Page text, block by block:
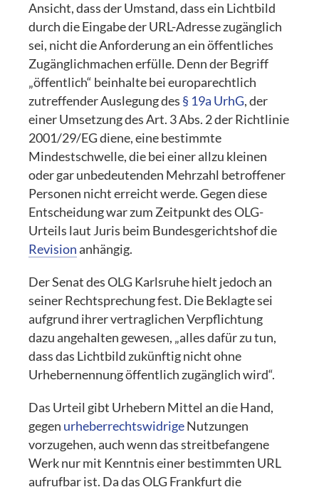
Ansicht, dass der Umstand, dass ein Lichtbild
durch die Eingabe der URL-Adresse zugänglich
sei, nicht die Anforderung an ein öffentliches
Zugänglichmachen erfülle. Denn der Begriff
„öffentlich“ beinhalte bei europarechtlich
zutreffender Auslegung des § 19a UrhG, der
einer Umsetzung des Art. 3 Abs. 2 der Richtlinie
2001/29/EG diene, eine bestimmte
Mindestschwelle, die bei einer allzu kleinen
oder gar unbedeutenden Mehrzahl betroffener
Personen nicht erreicht werde. Gegen diese
Entscheidung war zum Zeitpunkt des OLG-
Urteils laut Juris beim Bundesgerichtshof die
Revisionanhängig.
Der Senat des OLG Karlsruhe hielt jedoch an
seiner Rechtsprechung fest. Die Beklagte sei
aufgrund ihrer vertraglichen Verpflichtung
dazu angehalten gewesen, „alles dafür zu tun,
dass das Lichtbild zukünftig nicht ohne
Urhebernennung öffentlich zugänglich wird“.
Das Urteil gibt Urhebern Mittel an die Hand,
gegen urheberrechtswidrigeNutzungen
vorzugehen, auch wenn das streitbefangene
Werk nur mit Kenntnis einer bestimmten URL
aufrufbar ist. Da das OLG Frankfurt die